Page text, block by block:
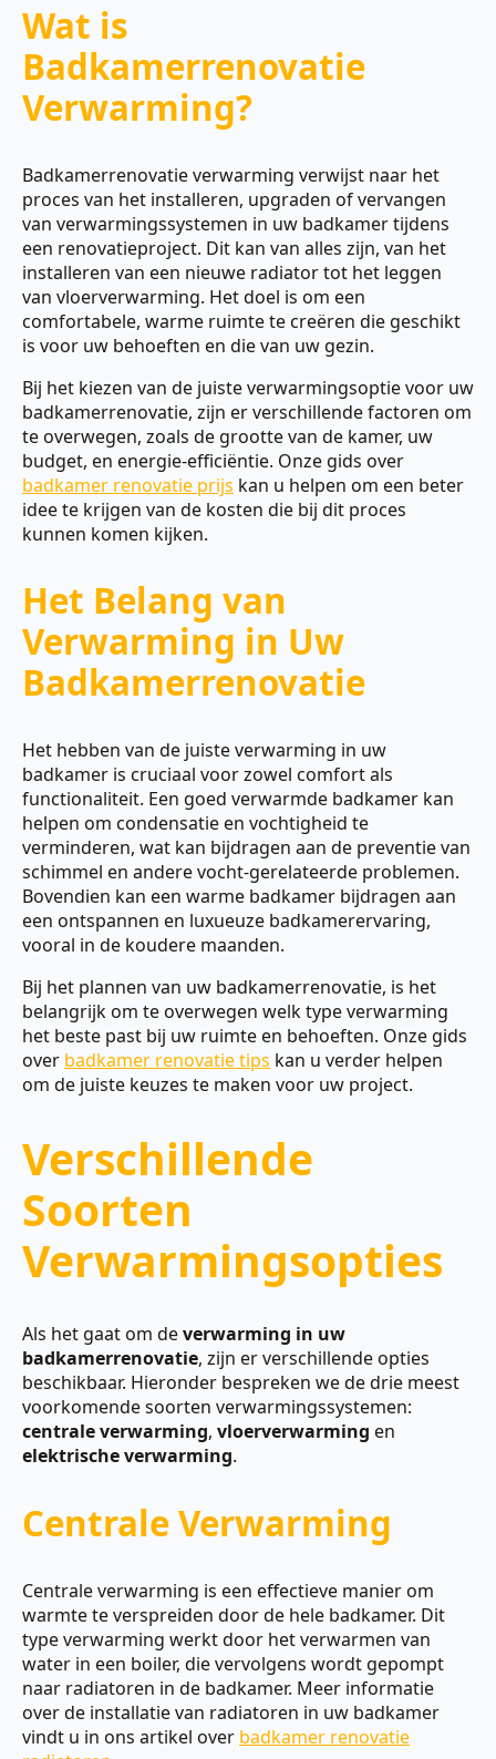
Wat is
Badkamerrenovatie
Verwarming?
Badkamerrenovatie verwarming verwijst naar het
proces van het installeren, upgraden of vervangen
van verwarmingssystemen in uw badkamer tijdens
een renovatieproject. Dit kan van alles zijn, van het
installeren van een nieuwe radiator tot het leggen
van vloerverwarming. Het doel is om een
comfortabele, warme ruimte te creëren die geschikt
is voor uw behoeften en die van uw gezin.
Bij het kiezen van de juiste verwarmingsoptie voor uw
badkamerrenovatie, zijn er verschillende factoren om
te overwegen, zoals de grootte van de kamer, uw
budget, en energie-efficiëntie. Onze gids over
badkamer renovatie prijs kan u helpen om een beter
idee te krijgen van de kosten die bij dit proces
kunnen komen kijken.
Het Belang van
Verwarming in Uw
Badkamerrenovatie
Het hebben van de juiste verwarming in uw
badkamer is cruciaal voor zowel comfort als
functionaliteit. Een goed verwarmde badkamer kan
helpen om condensatie en vochtigheid te
verminderen, wat kan bijdragen aan de preventie van
schimmel en andere vocht-gerelateerde problemen.
Bovendien kan een warme badkamer bijdragen aan
een ontspannen en luxueuze badkamerervaring,
vooral in de koudere maanden.
Bij het plannen van uw badkamerrenovatie, is het
belangrijk om te overwegen welk type verwarming
het beste past bij uw ruimte en behoeften. Onze gids
over badkamer renovatie tips kan u verder helpen
om de juiste keuzes te maken voor uw project.
Verschillende
Soorten
Verwarmingsopties
Als het gaat om deverwarming in uw
badkamerrenovatie, zijn er verschillende opties
beschikbaar. Hieronder bespreken we de drie meest
voorkomende soorten verwarmingssystemen:
centrale verwarming, vloerverwarming en
elektrische verwarming.
Centrale Verwarming
Centrale verwarming is een effectieve manier om
warmte te verspreiden door de hele badkamer. Dit
type verwarming werkt door het verwarmen van
water in een boiler, die vervolgens wordt gepompt
naar radiatoren in de badkamer. Meer informatie
over de installatie van radiatoren in uw badkamer
vindt u in ons artikel over badkamer renovatie